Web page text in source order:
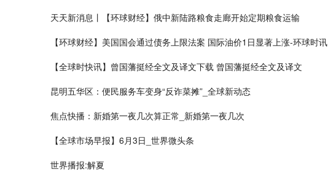
天天新消息丨【环球财经】俄中新陆路粮食走廊开始定期粮食运输
【环球财经】美国国会通过债务上限法案 国际油价1日显著上涨-环球时讯
【全球时快讯】曾国藩挺经全文及译文下载 曾国藩挺经全文及译文
昆明五华区：便民服务车变身“反诈菜摊”_全球新动态
焦点快播：新婚第一夜几次算正常_新婚第一夜几次
【全球市场早报】6月3日_世界微头条
世界播报:解夏